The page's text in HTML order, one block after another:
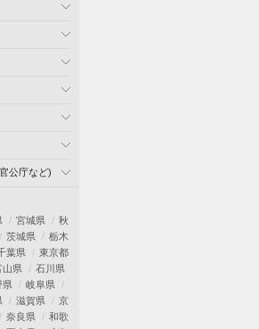
公庁など)
宮城県
秋
茨城県
栃木
葉県
東京都
山県
石川県
県
岐阜県
滋賀県
京
奈良県
和歌